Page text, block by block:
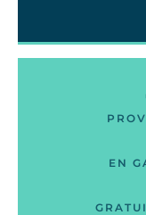
EN